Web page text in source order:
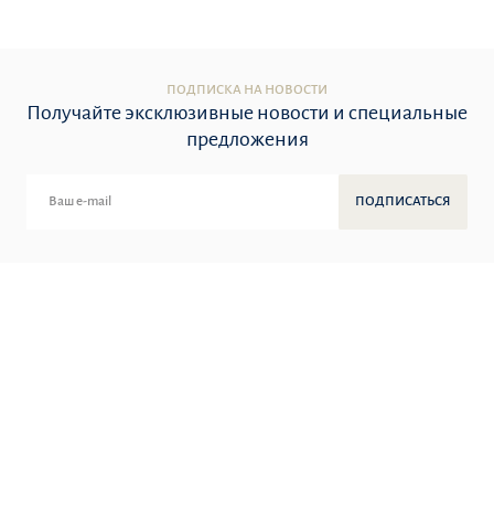
ПОДПИСКА НА НОВОСТИ
Получайте эксклюзивные новости и специальные
предложения
ПОДПИСАТЬСЯ